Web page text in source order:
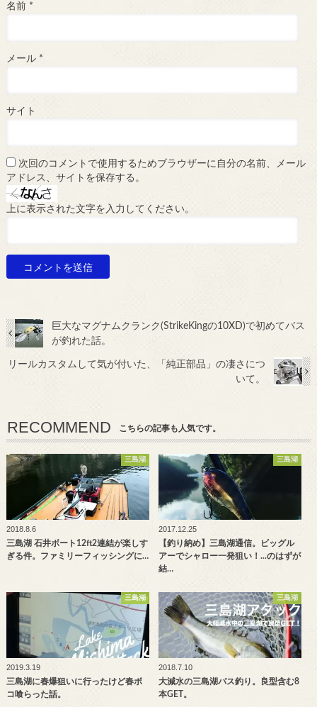
名前 *
メール *
サイト
次回のコメントで使用するためブラウザーに自分の名前、メール
アドレス、サイトを保存する。
上に表示された文字を入力してください。
巨大なマグナムクランク(StrikeKingの10XD)で初めてバス
が釣れた話。
リールカスタムして気が付いた、「純正部品」の凄さにつ
いて。
RECOMMEND こちらの記事も人気です。
三島湖
2018.8.6
三島湖 石井ボート12ft2連結が楽しす
ぎる件。ファミリーフィッシングに…
三島湖
2017.12.25
【釣り納め】三島湖通信。ビッグル
アーでシャロー一発狙い！...のはずが
結…
三島湖
2019.3.19
三島湖に春爆狙いに行ったけど春ボ
コ喰らった話。
三島湖
2018.7.10
大減水の三島湖バス釣り。良型含む8
本GET。